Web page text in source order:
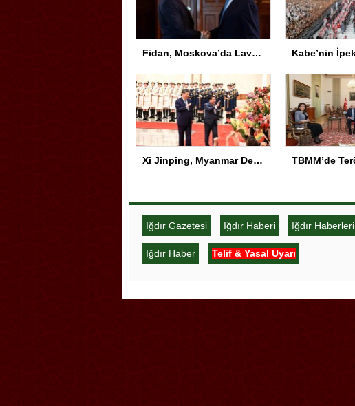
Fidan, Moskova’da Lavrov ile Görüştü
Xi Jinping, Myanmar Devlet Başkanı ile Görüştü
Iğdır Gazetesi Iğdır Haberi Iğdır Haberleri
Iğdır Haber Telif & Yasal Uyarı